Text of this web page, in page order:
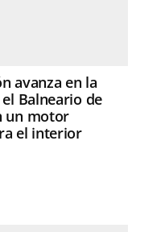
avanza en la
Balneario de
un motor
el interior